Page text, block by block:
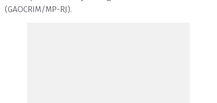
(GAOCRIM/MP-RJ).